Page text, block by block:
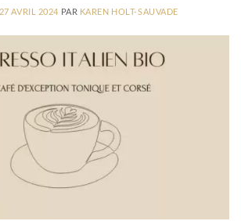
27 AVRIL 2024 PAR KAREN HOLT-SAUVADE